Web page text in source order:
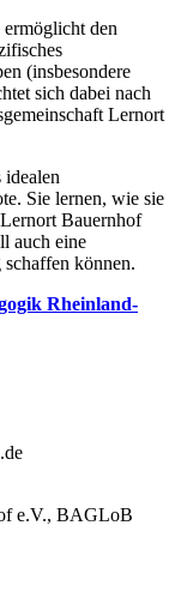
den
(insbesondere
sich dabei nach
Lernort
idealen
Sie lernen, wie sie
Bauernhof
auch eine
können.
Rheinland-
e.V., BAGLoB